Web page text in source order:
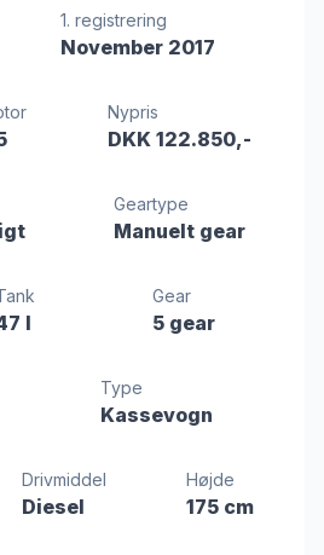
1. registrering
November 2017
Nypris
DKK 122.850,-
Geartype
Manuelt gear
l
Gear
5 gear
Type
Kassevogn
Drivmiddel
Diesel
Højde
175 cm